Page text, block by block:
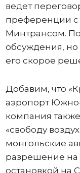
ведет
преференции
Минтрансом.
обсуждения, но
его скорое
Добавим, что
аэропорт
компания
«свободу
монгольские
разрешение на
остановкой на